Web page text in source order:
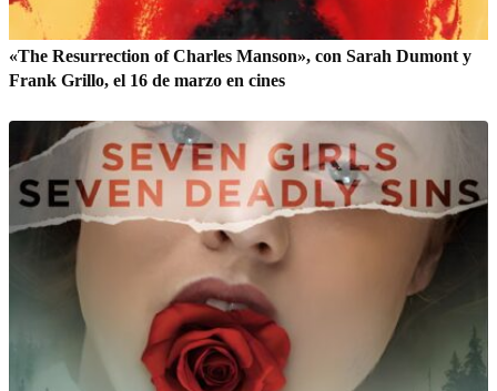
«The Resurrection of Charles Manson», con Sarah Dumont y
Frank Grillo, el 16 de marzo en cines